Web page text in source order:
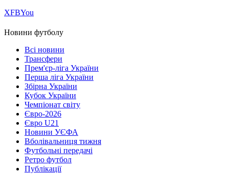
ХFBYou
Новини футболу
Всі новини
Трансфери
Прем'єр-ліга України
Перша ліга України
Збірна України
Кубок України
Чемпіонат світу
Євро-2026
Євро U21
Новини УЄФА
Вболівальниця тижня
Футбольні передачі
Ретро футбол
Публікації